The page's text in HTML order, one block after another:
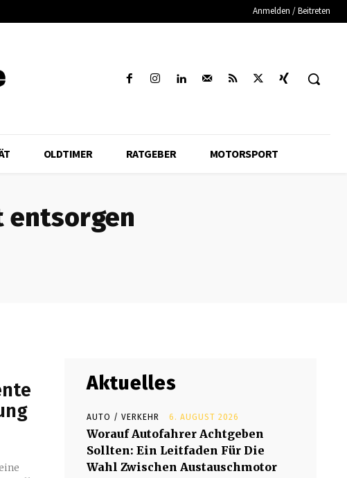
Anmelden / Beitreten
OLDTIMER RATGEBER MOTORSPORT
entsorgen
Aktuelles
AUTO / VERKEHR 6. AUGUST 2026
Worauf Autofahrer Achtgeben
Sollten: Ein Leitfaden Für Die
Wahl Zwischen Austauschmotor